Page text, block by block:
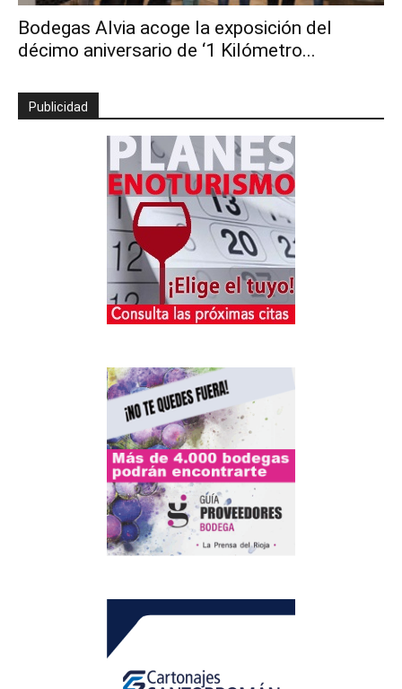
Bodegas Alvia acoge la exposición del
décimo aniversario de ‘1 Kilómetro...
Publicidad